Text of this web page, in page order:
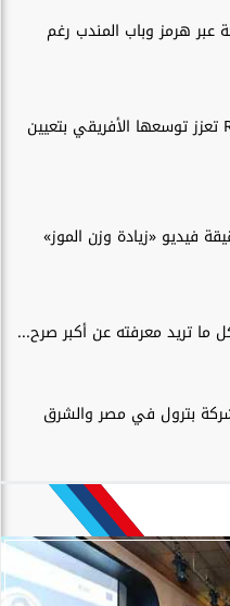
عبر هرمز وباب المندب رغم
شركة RAKICT تعزز توسعها الأفريقي بتعيين
فيديو «زيادة وزن الموز»
ما تريد معرفته عن أكبر صرح...
بترول في مصر والشرق